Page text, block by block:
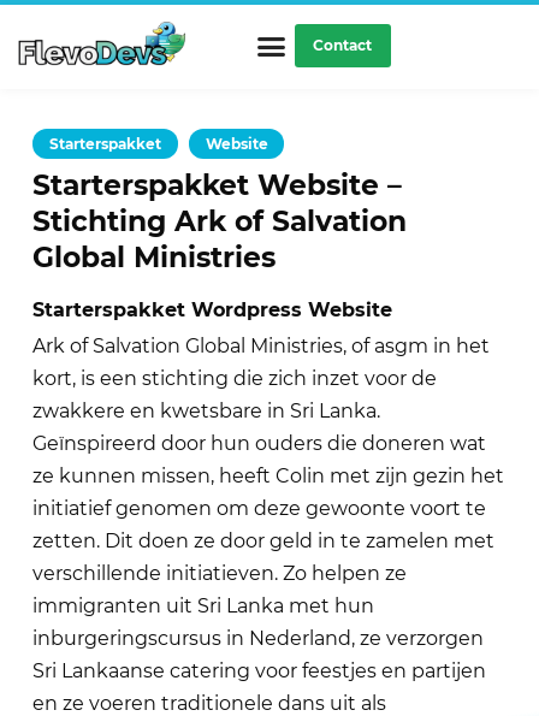
naar
de
Contact
Starterspakket , Website
Starterspakket Website –
Stichting Ark of Salvation
Global Ministries
Starterspakket Wordpress Website
Ark of Salvation Global Ministries, of asgm in het
kort, is een stichting die zich inzet voor de
zwakkere en kwetsbare in Sri Lanka.
Geïnspireerd door hun ouders die doneren wat
ze kunnen missen, heeft Colin met zijn gezin het
initiatief genomen om deze gewoonte voort te
zetten. Dit doen ze door geld in te zamelen met
verschillende initiatieven. Zo helpen ze
immigranten uit Sri Lanka met hun
inburgeringscursus in Nederland, ze verzorgen
Sri Lankaanse catering voor feestjes en partijen
en ze voeren traditionele dans uit als